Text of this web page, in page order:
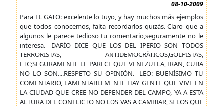
08-10-2009
Para EL GATO: excelente lo tuyo, y hay muchos más ejemplos
que todos conocemos, falta recordarlos quizàs.-Claro que a
algunos le parece tedioso tu comentario,seguramente no le
interesa.- DARÌO DICE QUE LOS DEL IPERIO SON TODOS
TERRORISTAS, ANTIDEMOCRÀTICOS,GOLPISTAS,
ETC;SEGURAMENTE LE PARECE QUE VENEZUELA, IRAN, CUBA
NO LO SON....RESPETO SU OPINIÒN.- LEO: BUENÌSIMO TU
COMENTARIO, LAMENTABLEMENTE HAY GENTE QUE VIVE EN
LA CIUDAD QUE CREE NO DEPENDER DEL CAMPO, YA A ESTA
ALTURA DEL CONFLICTO NO LOS VAS A CAMBIAR, SI LOS QUE